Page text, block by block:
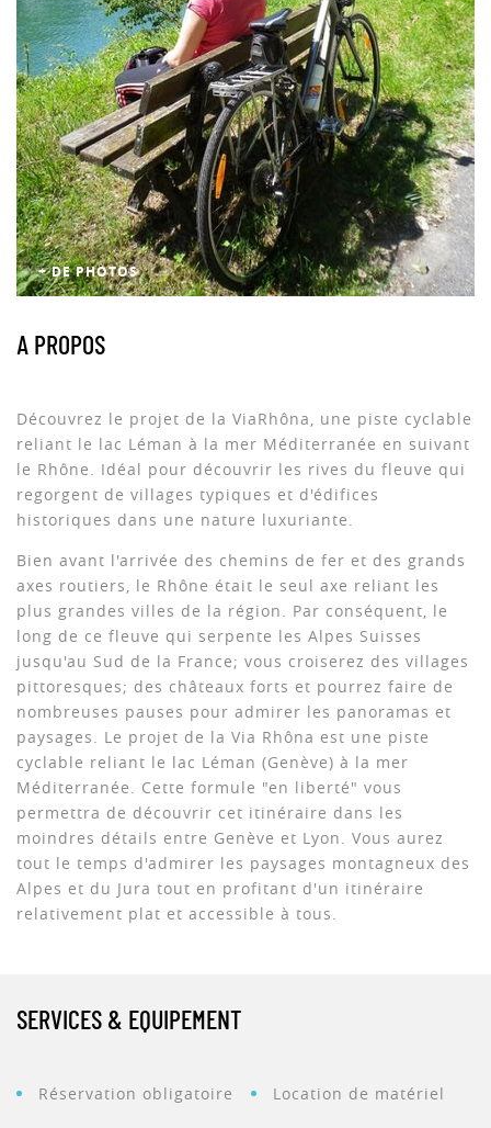
+ DE PHOTOS
A PROPOS
Découvrez le projet de la ViaRhôna, une piste cyclable
reliant le lac Léman à la mer Méditerranée en suivant
le Rhône. Idéal pour découvrir les rives du fleuve qui
regorgent de villages typiques et d'édifices
historiques dans une nature luxuriante.
Bien avant l'arrivée des chemins de fer et des grands
axes routiers, le Rhône était le seul axe reliant les
plus grandes villes de la région. Par conséquent, le
long de ce fleuve qui serpente les Alpes Suisses
jusqu'au Sud de la France; vous croiserez des villages
pittoresques; des châteaux forts et pourrez faire de
nombreuses pauses pour admirer les panoramas et
paysages. Le projet de la Via Rhôna est une piste
cyclable reliant le lac Léman (Genève) à la mer
Méditerranée. Cette formule "en liberté" vous
permettra de découvrir cet itinéraire dans les
moindres détails entre Genève et Lyon. Vous aurez
tout le temps d'admirer les paysages montagneux des
Alpes et du Jura tout en profitant d'un itinéraire
relativement plat et accessible à tous.
SERVICES & EQUIPEMENT
Réservation obligatoire Location de matériel